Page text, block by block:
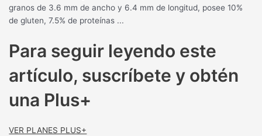
granos de 3.6 mm de ancho y 6.4 mm de longitud, posee 10%
de gluten, 7.5% de proteínas ...
Para seguir leyendo este
artículo, suscríbete y obtén
una Plus+
VER PLANES PLUS+